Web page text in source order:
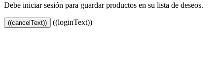
Debe iniciar sesión para guardar productos en su lista de deseos.
((cancelText)) ((loginText))